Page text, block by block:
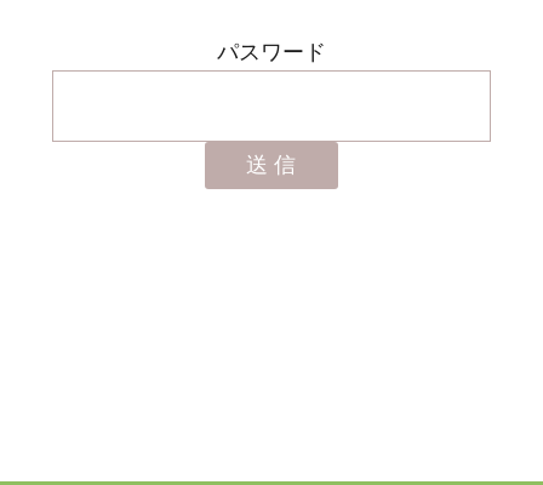
パスワード